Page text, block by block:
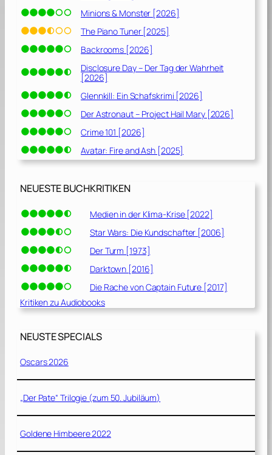
Minions & Monster [2026]
The Piano Tuner [2025]
Backrooms [2026]
Disclosure Day – Der Tag der Wahrheit
[2026]
Glennkill: Ein Schafskrimi [2026]
Der Astronaut – Project Hail Mary [2026]
Crime 101 [2026]
Avatar: Fire and Ash [2025]
NEUESTE BUCHKRITIKEN
Medien in der Klima-Krise [2022]
Star Wars: Die Kundschafter [2006]
Der Turm [1973]
Darktown [2016]
Die Rache von Captain Future [2017]
Kritiken zu Audiobooks
NEUSTE SPECIALS
Oscars 2026
„Der Pate“ Trilogie (zum 50. Jubiläum)
Goldene Himbeere 2022